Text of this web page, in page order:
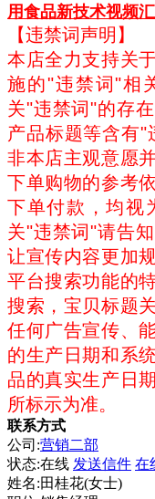
用食品新技术视频
【违禁词声明】
本店全力支持关
施的"违禁词"相
关"违禁词"的存
产品标题等含有"
非本店主观意愿
下单购物的参考
下单付款，均视
关"违禁词"请告
让宣传内容更加
平台搜索功能的
搜索，宝贝标题
任何广告宣传、
的生产日期和系
品的真实生产日
所标示为准。
联系方式
公司:营销二部
状态:在线 发送信件 在
姓名:田桂花(女士)